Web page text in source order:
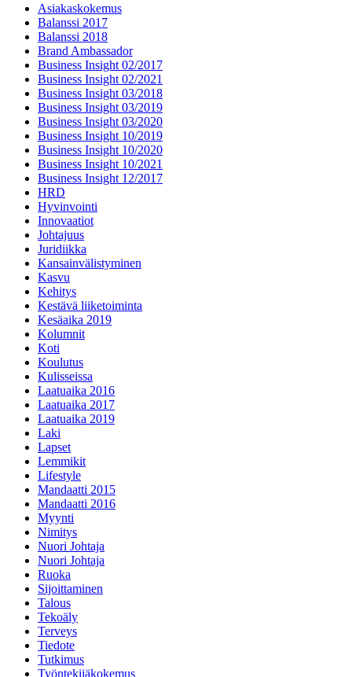
Asiakaskokemus
Balanssi 2017
Balanssi 2018
Brand Ambassador
Business Insight 02/2017
Business Insight 02/2021
Business Insight 03/2018
Business Insight 03/2019
Business Insight 03/2020
Business Insight 10/2019
Business Insight 10/2020
Business Insight 10/2021
Business Insight 12/2017
HRD
Hyvinvointi
Innovaatiot
Johtajuus
Juridiikka
Kansainvälistyminen
Kasvu
Kehitys
Kestävä liiketoiminta
Kesäaika 2019
Kolumnit
Koti
Koulutus
Kulisseissa
Laatuaika 2016
Laatuaika 2017
Laatuaika 2019
Laki
Lapset
Lemmikit
Lifestyle
Mandaatti 2015
Mandaatti 2016
Myynti
Nimitys
Nuori Johtaja
Nuori Johtaja
Ruoka
Sijoittaminen
Talous
Tekoäly
Terveys
Tiedote
Tutkimus
Työntekijäkokemus